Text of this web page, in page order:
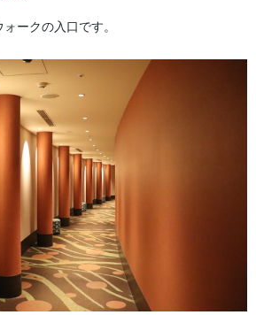
ークの入口です。